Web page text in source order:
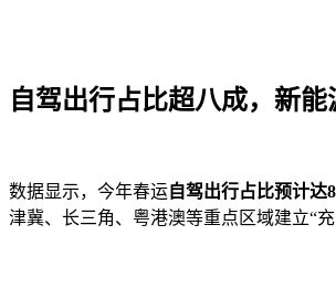
自驾出行占比超八成，新
数据显示，今年春运自驾出行占比预计达
津冀、长三角、粤港澳等重点区域建立“